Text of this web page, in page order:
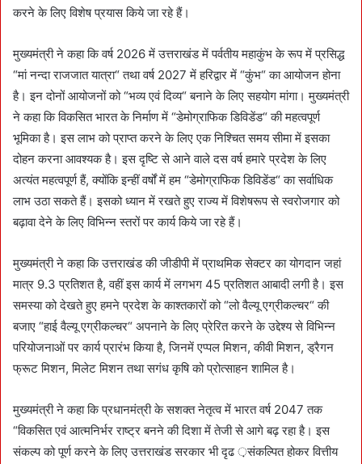
करने के लिए विशेष प्रयास किये जा रहे हैं।
मुख्यमंत्री ने कहा कि वर्ष 2026 में उत्तराखंड में पर्वतीय महाकुंभ के रूप में प्रसिद्ध
“मां नन्दा राजजात यात्रा“ तथा वर्ष 2027 में हरिद्वार में “कुंभ“ का आयोजन होना
है। इन दोनों आयोजनों को “भव्य एवं दिव्य“ बनाने के लिए सहयोग मांगा। मुख्यमंत्री
ने कहा कि विकसित भारत के निर्माण में “डेमोग्राफिक डिविडेंड“ की महत्वपूर्ण
भूमिका है। इस लाभ को प्राप्त करने के लिए एक निश्चित समय सीमा में इसका
दोहन करना आवश्यक है। इस दृष्टि से आने वाले दस वर्ष हमारे प्रदेश के लिए
अत्यंत महत्वपूर्ण हैं, क्योंकि इन्हीं वर्षों में हम “डेमोग्राफिक डिविडेंड“ का सर्वाधिक
लाभ उठा सकते हैं। इसको ध्यान में रखते हुए राज्य में विशेषरूप से स्वरोजगार को
बढ़ावा देने के लिए विभिन्न स्तरों पर कार्य किये जा रहे हैं।
मुख्यमंत्री ने कहा कि उत्तराखंड की जीडीपी में प्राथमिक सेक्टर का योगदान जहां
मात्र 9.3 प्रतिशत है, वहीं इस कार्य में लगभग 45 प्रतिशत आबादी लगी है। इस
समस्या को देखते हुए हमने प्रदेश के काश्तकारों को “लो वैल्यू एग्रीकल्चर“ की
बजाए “हाई वैल्यू एग्रीकल्चर“ अपनाने के लिए प्रेरित करने के उद्देश्य से विभिन्न
परियोजनाओं पर कार्य प्रारंभ किया है, जिनमें एप्पल मिशन, कीवी मिशन, ड्रैगन
फ्रूट मिशन, मिलेट मिशन तथा सगंध कृषि को प्रोत्साहन शामिल है।
मुख्यमंत्री ने कहा कि प्रधानमंत्री के सशक्त नेतृत्व में भारत वर्ष 2047 तक
“विकसित एवं आत्मनिर्भर राष्ट्र बनने की दिशा में तेजी से आगे बढ़ रहा है। इस
संकल्प को पूर्ण करने के लिए उत्तराखंड सरकार भी दृढ ़संकल्पित होकर वित्तीय